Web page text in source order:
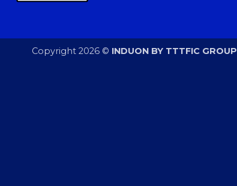
Copyright 2026 © INDUON BY TTTFIC GROUP